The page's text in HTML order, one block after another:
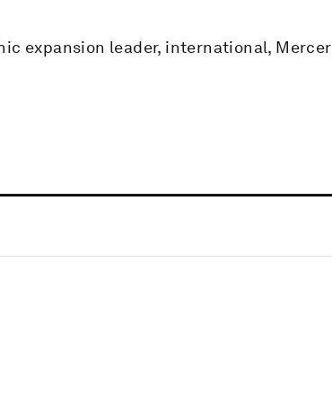
expansion leader, international, Mercer